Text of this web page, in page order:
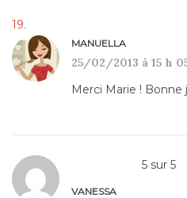
MANUELLA
25/02/2013 à 15 h
Merci Marie ! Bonne
5 sur 5
VANESSA